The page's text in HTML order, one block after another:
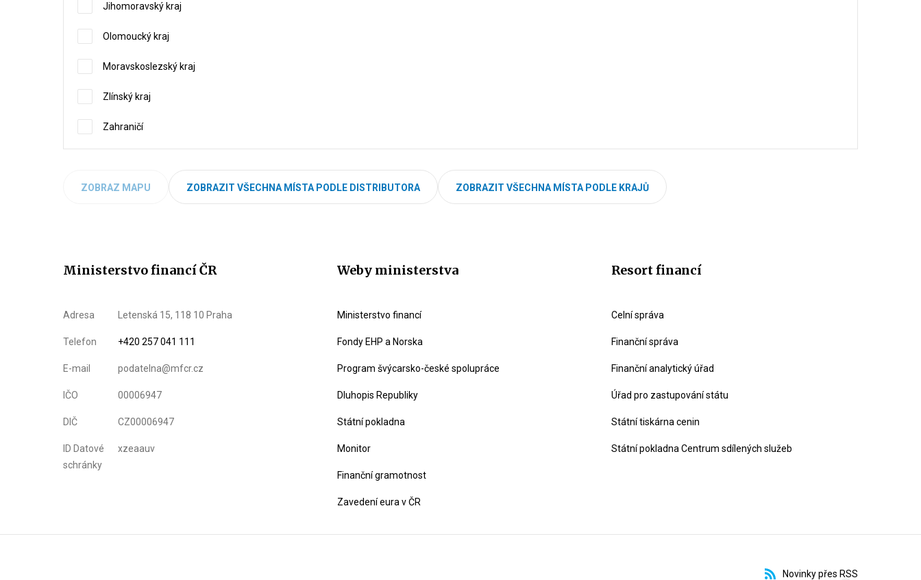
Jihomoravský kraj
Olomoucký kraj
Moravskoslezský kraj
Zlínský kraj
Zahraničí
ZOBRAZ MAPU ZOBRAZIT VŠECHNA MÍSTA PODLE DISTRIBUTORA ZOBRAZIT VŠECHNA MÍSTA PODLE KRAJŮ
Ministerstvo financí ČR
Adresa Letenská 15, 118 10 Praha
Telefon +420 257 041 111
E-mail podatelna@mfcr.cz
IČO 00006947
DIČ CZ00006947
ID Datové
schránky
xzeaauv
Weby ministerstva
Ministerstvo financí
Fondy EHP a Norska
Program švýcarsko-české spolupráce
Dluhopis Republiky
Státní pokladna
Monitor
Finanční gramotnost
Zavedení eura v ČR
Resort financí
Celní správa
Finanční správa
Finanční analytický úřad
Úřad pro zastupování státu
Státní tiskárna cenin
Státní pokladna Centrum sdílených služeb
Novinky přes RSS